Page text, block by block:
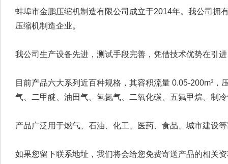
蚌埠市金鹏压缩机制造有限公司成立于2014年。我公司拥
压缩机制造企业。
我公司生产设备先进，测试手段完善，凭借技术优势在引
目前产品六大系列近百种规格，其容积流量 0.05-200m³
气、二甲醚、油田气、氢氮气、二氧化碳、五氟甲烷、制
产品广泛用于燃气、石油、化工、医药、食品、城市建设
如果您留下联系地址，我们将会给您免费寄送产品的相关